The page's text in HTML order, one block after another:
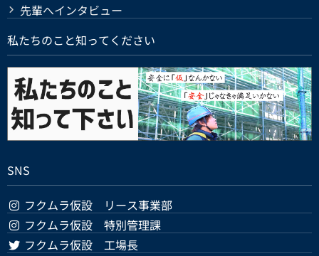
先輩へインタビュー
私たちのこと知ってください
SNS
フクムラ仮設 リース事業部
フクムラ仮設 特別管理課
フクムラ仮設 工場長